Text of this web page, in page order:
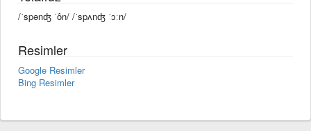
/ˈspənʤ ˈôn/ /ˈspʌnʤ ˈɔːn/
Resimler
Google Resimler
Bing Resimler